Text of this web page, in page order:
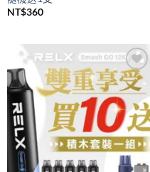
NT$360
Add to
wishlist